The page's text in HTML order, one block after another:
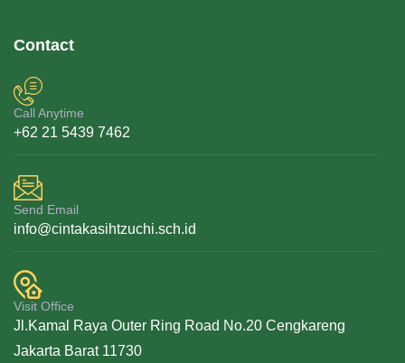
Contact
Call Anytime
+62 21 5439 7462
Send Email
info@cintakasihtzuchi.sch.id
Visit Office
Jl.Kamal Raya Outer Ring Road No.20 Cengkareng
Jakarta Barat 11730